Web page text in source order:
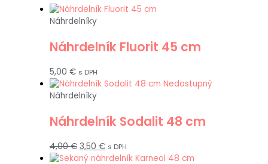
Náhrdelníky
Náhrdelník Fluorit 45 cm
5,00 € s DPH
Nedostupný
Náhrdelníky
Náhrdelník Sodalit 48 cm
4,00€ 3,50 € s DPH